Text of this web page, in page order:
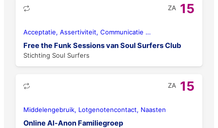
ZA 15
Acceptatie, Assertiviteit, Communicatie …
Free the Funk Sessions van Soul Surfers Club
Stichting Soul Surfers
ZA 15
Middelengebruik, Lotgenotencontact, Naasten
Online Al-Anon Familiegroep